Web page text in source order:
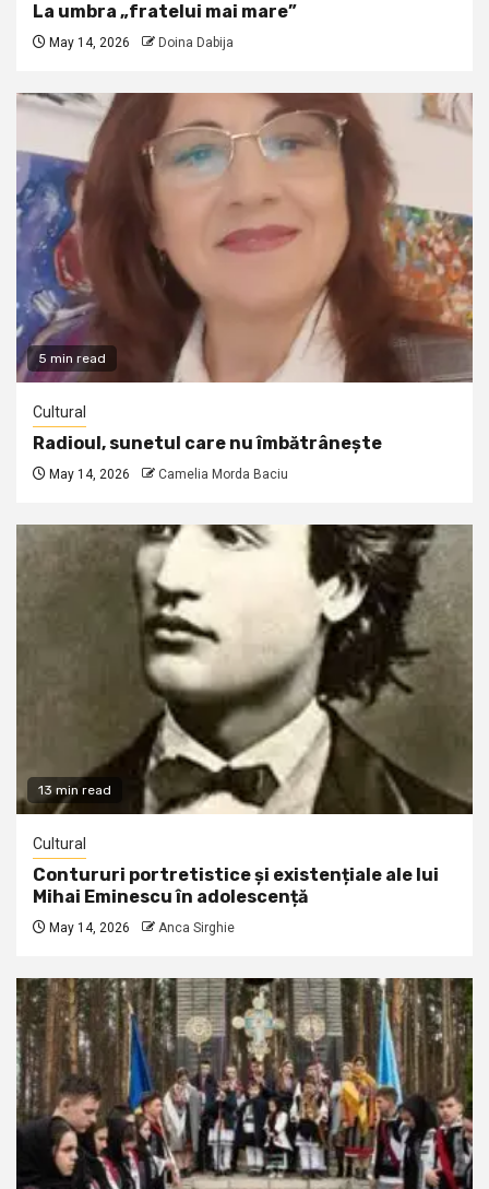
La umbra „fratelui mai mare”
May 14, 2026 Doina Dabija
5 min read
Cultural
Radioul, sunetul care nu îmbătrânește
May 14, 2026 Camelia Morda Baciu
13 min read
Cultural
Contururi portretistice și existențiale ale lui
Mihai Eminescu în adolescență
May 14, 2026 Anca Sirghie